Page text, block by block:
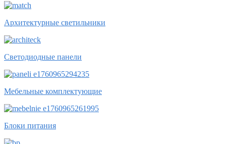
Архитектурные светильники
Светодиодные панели
Мебельные комплектующие
Блоки питания